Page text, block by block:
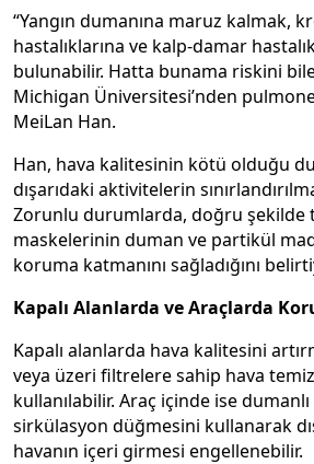
“Yangın dumanına maruz kalmak,
hastalıklarına ve kalp-damar
bulunabilir. Hatta bunama riskini
Michigan Üniversitesi’nden
MeiLan Han.
Han, hava kalitesinin kötü olduğu
dışarıdaki aktivitelerin
Zorunlu durumlarda, doğru şekilde
maskelerinin duman ve partikül
koruma katmanını sağladığını
Kapalı Alanlarda ve Araçlarda
Kapalı alanlarda hava kalitesini
veya üzeri filtrelere sahip hava
kullanılabilir. Araç içinde ise
sirkülasyon düğmesini kullanarak
havanın içeri girmesi engellenebilir.